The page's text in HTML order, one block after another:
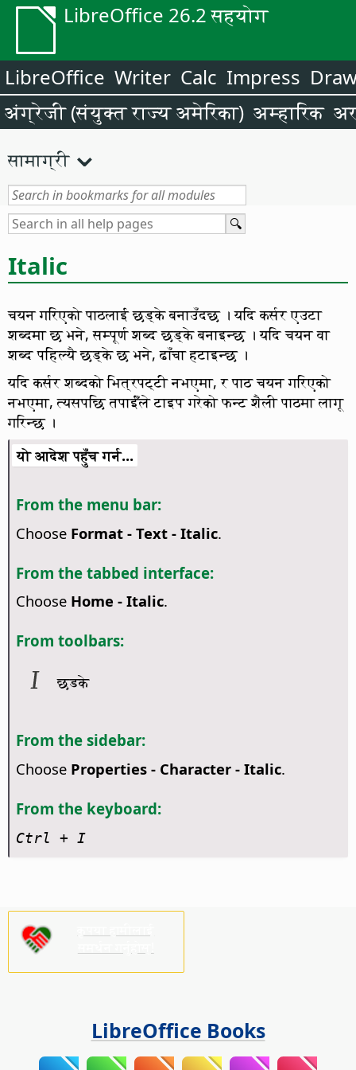
LibreOffice 26.2 सहयोग
LibreOffice Writer Calc Impress
अंग्रेजी (संयुक्त राज्य अमेरिका) अम्हारिक
सामाग्री
Italic
चयन गरिएको पाठलाई छड्के बनाउँदछ । यदि कर्सर एउटा
शब्दमा छ भने, सम्पूर्ण शब्द छड्के बनाइन्छ । यदि चयन वा
शब्द पहिल्यै छड्के छ भने, ढाँचा हटाइन्छ ।
यदि कर्सर शब्दको भित्रपट्टी नभएमा, र पाठ चयन गरिएको
नभएमा, त्यसपछि तपाईँले टाइप गरेको फन्ट शैली पाठमा लागू
गरिन्छ ।
यो आदेश पहुँच गर्न...
From the menu bar:
Choose Format - Text - Italic.
From the tabbed interface:
Choose Home - Italic.
From toolbars:
छडके
From the sidebar:
Choose Properties - Character - Italic.
From the keyboard:
Ctrl + I
LibreOffice Books